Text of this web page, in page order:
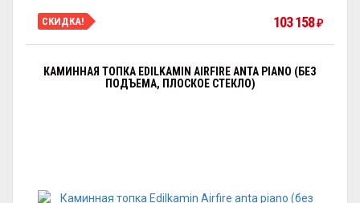
СКИДКА! 103 158 ₽
КАМИННАЯ ТОПКА EDILKAMIN AIRFIRE ANTA PIANO (БЕЗ
ПОДЪЕМА, ПЛОСКОЕ СТЕКЛО)